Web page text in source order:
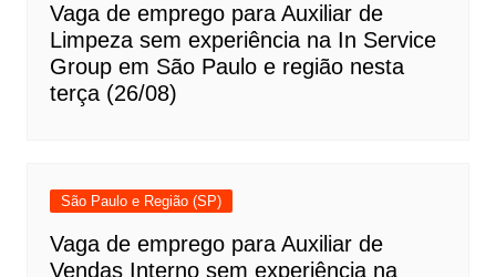
Vaga de emprego para Auxiliar de
Limpeza sem experiência na In Service
Group em São Paulo e região nesta
terça (26/08)
São Paulo e Região (SP)
Vaga de emprego para Auxiliar de
Vendas Interno sem experiência na